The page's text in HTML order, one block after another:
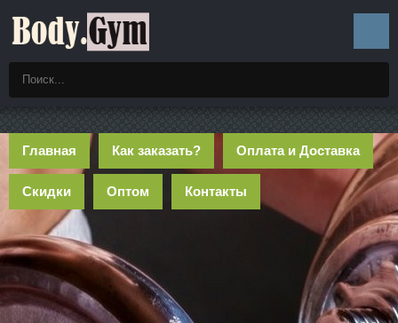
Главная Как заказать? Оплата и Доставка
Скидки Оптом Контакты